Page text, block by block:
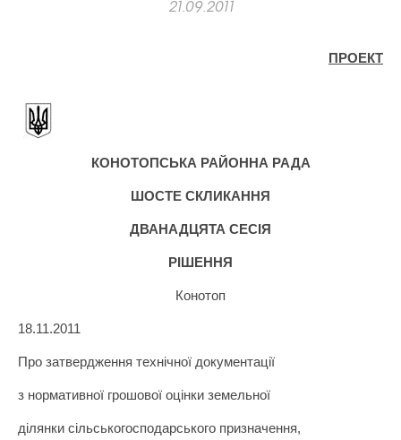
21.09.2011
ПРОЕКТ
КОНОТОПСЬКА РАЙОННА РАДА
ШОСТЕ СКЛИКАННЯ
ДВАНАДЦЯТА СЕСІЯ
РІШЕННЯ
Конотоп
18.11.2011
Про затвердження технічної документації
з нормативної грошової оцінки земельної
ділянки сільськогосподарського призначення,